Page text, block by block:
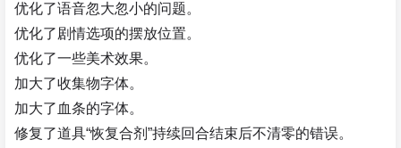
优化了语音忽大忽小的问题。
优化了剧情选项的摆放位置。
优化了一些美术效果。
加大了收集物字体。
加大了血条的字体。
修复了道具“恢复合剂”持续回合结束后不清零的错误。